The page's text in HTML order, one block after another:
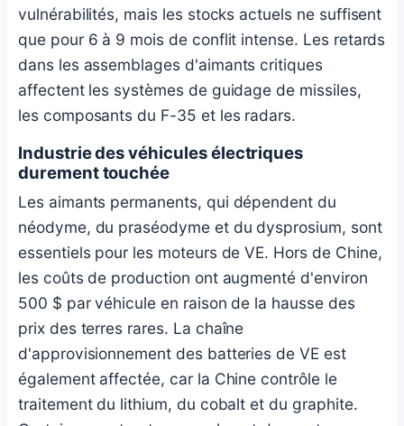
vulnérabilités, mais les stocks actuels ne suffisent
que pour 6 à 9 mois de conflit intense. Les retards
dans les assemblages d'aimants critiques
affectent les systèmes de guidage de missiles,
les composants du F-35 et les radars.
Industrie des véhicules électriques
durement touchée
Les aimants permanents, qui dépendent du
néodyme, du praséodyme et du dysprosium, sont
essentiels pour les moteurs de VE. Hors de Chine,
les coûts de production ont augmenté d'environ
500 $ par véhicule en raison de la hausse des
prix des terres rares. La chaîne
d'approvisionnement des batteries de VEest
également affectée, car la Chine contrôle le
traitement du lithium, du cobalt et du graphite.